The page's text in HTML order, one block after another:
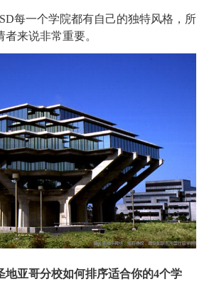
一个学院都有自己的独特风格，所
来说非常重要。
亚哥分校如何排序适合你的4个学